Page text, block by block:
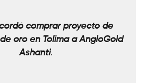
comprar proyecto de
oro en Tolima a AngloGold
Ashanti.